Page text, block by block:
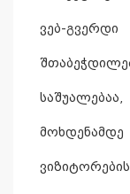
ვებ-